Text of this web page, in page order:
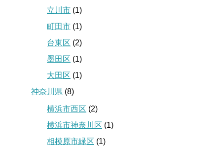
立川市 (1)
町田市 (1)
台東区 (2)
墨田区 (1)
大田区 (1)
神奈川県 (8)
横浜市西区 (2)
横浜市神奈川区 (1)
相模原市緑区 (1)